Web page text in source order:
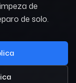
de
de solo.